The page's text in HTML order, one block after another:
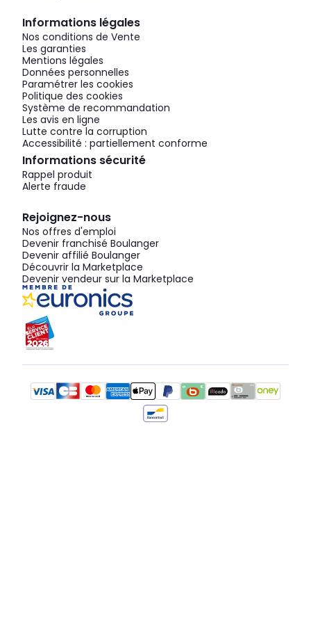
Informations légales
Nos conditions de Vente
Les garanties
Mentions légales
Données personnelles
Paramétrer les cookies
Politique des cookies
Système de recommandation
Les avis en ligne
Lutte contre la corruption
Accessibilité : partiellement conforme
Informations sécurité
Rappel produit
Alerte fraude
Rejoignez-nous
Nos offres d'emploi
Devenir franchisé Boulanger
Devenir affilié Boulanger
Découvrir la Marketplace
Devenir vendeur sur la Marketplace